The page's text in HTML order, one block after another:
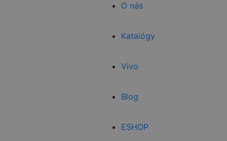
O nás
Katalógy
Vivo
Blog
ESHOP